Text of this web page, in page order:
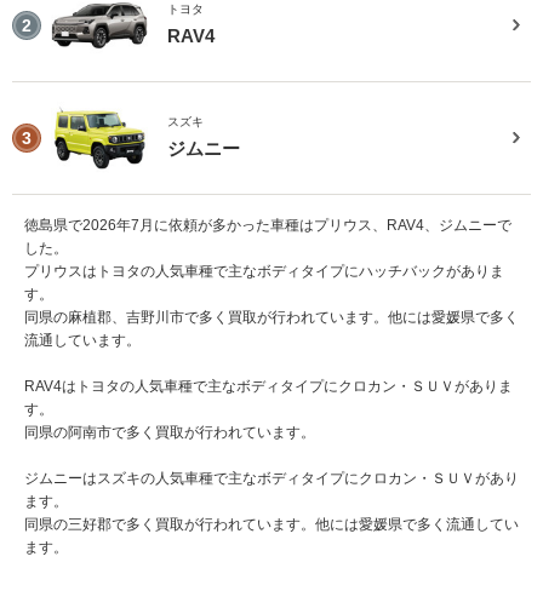
2
トヨタ
RAV4
3
スズキ
ジムニー
徳島県で2026年7月に依頼が多かった車種はプリウス、RAV4、ジムニーで
した。
プリウスはトヨタの人気車種で主なボディタイプにハッチバックがありま
す。
同県の麻植郡、吉野川市で多く買取が行われています。他には愛媛県で多く
流通しています。
RAV4はトヨタの人気車種で主なボディタイプにクロカン・ＳＵＶがありま
す。
同県の阿南市で多く買取が行われています。
ジムニーはスズキの人気車種で主なボディタイプにクロカン・ＳＵＶがあり
ます。
同県の三好郡で多く買取が行われています。他には愛媛県で多く流通してい
ます。